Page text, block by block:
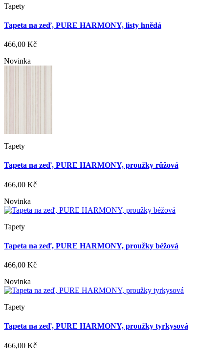
Tapety
Tapeta na zeď, PURE HARMONY, listy hnědá
466,00 Kč
Novinka
Tapety
Tapeta na zeď, PURE HARMONY, proužky růžová
466,00 Kč
Novinka
Tapety
Tapeta na zeď, PURE HARMONY, proužky béžová
466,00 Kč
Novinka
Tapety
Tapeta na zeď, PURE HARMONY, proužky tyrkysová
466,00 Kč